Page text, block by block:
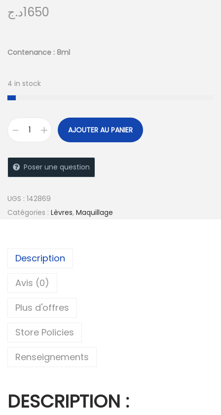
1650د.ج
Contenance : 8ml
4 in stock
AJOUTER AU PANIER
Poser une question
UGS : 142869
Catégories : Lèvres, Maquillage
Description
Avis (0)
Plus d'offres
Store Policies
Renseignements
DESCRIPTION :